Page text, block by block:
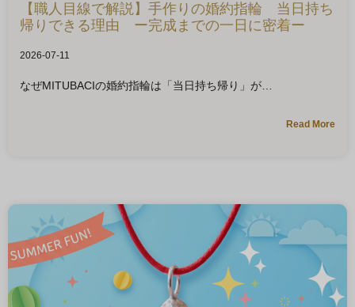
【職人目線で解説】手作りの婚約指輪 当日持ち
帰りできる理由 ー完成までの一日に密着ー
2026-07-11
なぜMITUBACIの婚約指輪は「当日持ち帰り」が
Read More